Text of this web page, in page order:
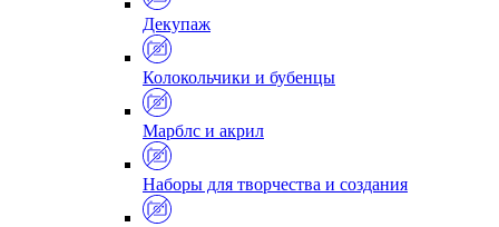
Декупаж
Колокольчики и бубенцы
Марблс и акрил
Наборы для творчества и создания